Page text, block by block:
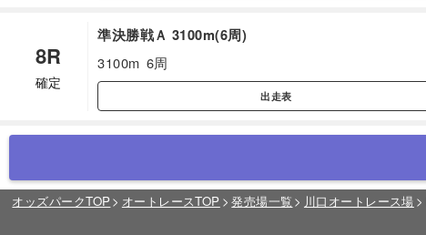
8R
確定
準決勝戦Ａ 3100m(6周)
3100m 6周
出走表
オッズパークTOP オートレースTOP 発売場一覧 川口オートレース場